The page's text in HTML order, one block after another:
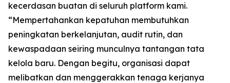
kecerdasan buatan di seluruh platform kami.
“Mempertahankan kepatuhan membutuhkan
peningkatan berkelanjutan, audit rutin, dan
kewaspadaan seiring munculnya tantangan tata
kelola baru. Dengan begitu, organisasi dapat
melibatkan dan menggerakkan tenaga kerjanya